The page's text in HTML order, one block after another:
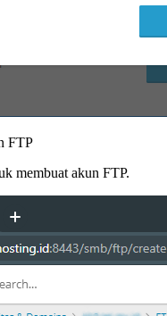
FTP
membuat akun FTP.